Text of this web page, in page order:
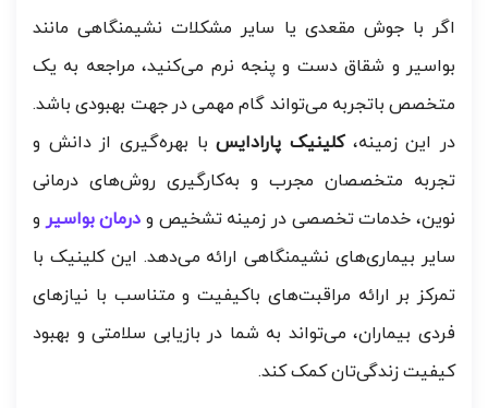
اگر با جوش مقعدی یا سایر مشکلات نشیمنگاهی مانند
بواسیر و شقاق دست و پنجه نرم می‌کنید، مراجعه به یک
متخصص باتجربه می‌تواند گام مهمی در جهت بهبودی باشد.
در این زمینه،کلینیک پارادایسبا بهره‌گیری از دانش و
تجربه متخصصان مجرب و به‌کارگیری روش‌های درمانی
نوین، خدمات تخصصی در زمینه تشخیص و درمان بواسیر و
سایر بیماری‌های نشیمنگاهی ارائه می‌دهد. این کلینیک با
تمرکز بر ارائه مراقبت‌های باکیفیت و متناسب با نیازهای
فردی بیماران، می‌تواند به شما در بازیابی سلامتی و بهبود
کیفیت زندگی‌تان کمک کند.